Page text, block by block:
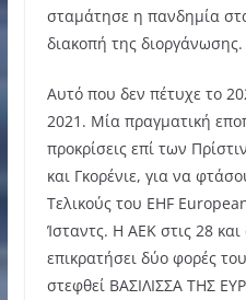
σταμάτησε η πανδημία
διακοπή της διοργάνωσης.
Αυτό που δεν πέτυχε το
2021. Μία πραγματική
προκρίσεις επί των
και Γκορένιε, για να
Τελικούς του EHF
Ίσταντς. Η ΑΕΚ στις 28
επικρατήσει δύο φορές
στεφθεί ΒΑΣΙΛΙΣΣΑ ΤΗΣ